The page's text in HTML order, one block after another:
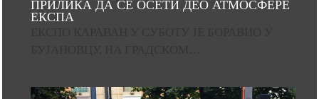
ПРИЛИКА ДА СЕ ОСЕТИ ДЕО АТМОСФЕРЕ
ЕКСПА